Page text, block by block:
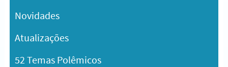
Novidades
Atualizações
52 Temas Polêmicos